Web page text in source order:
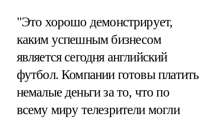
"Это хорошо демонстрирует,
каким успешным бизнесом
является сегодня английский
футбол. Компании готовы платить
немалые деньги за то, что по
всему миру телезрители могли